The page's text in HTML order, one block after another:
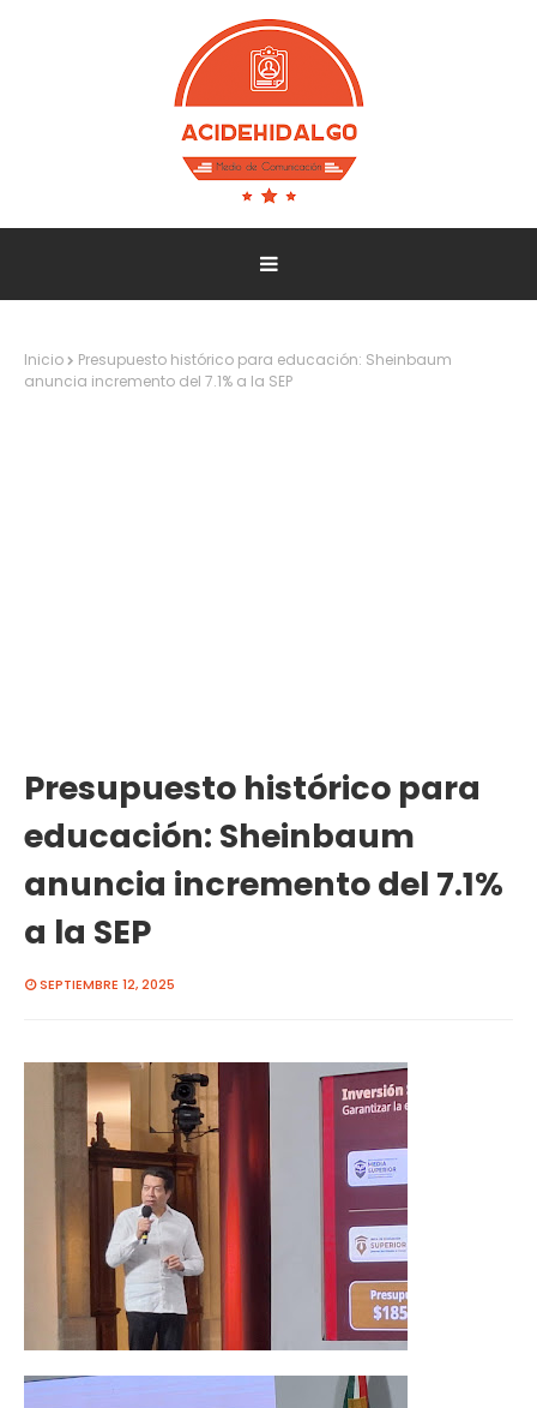
Inicio
Presupuesto histórico para educación: Sheinbaum
anuncia incremento del 7.1% a la SEP
Presupuesto histórico para
educación: Sheinbaum
anuncia incremento del 7.1%
a la SEP
SEPTIEMBRE 12, 2025